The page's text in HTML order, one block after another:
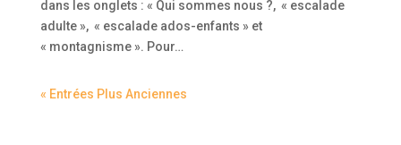
dans les onglets : « Qui sommes nous ?, « escalade
adulte », « escalade ados-enfants » et
« montagnisme ». Pour…
« Entrées Plus Anciennes